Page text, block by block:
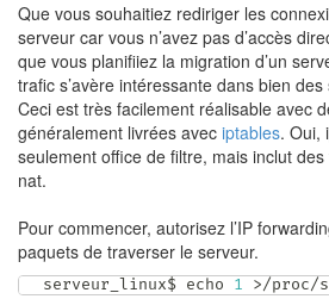
Que vous souhaitiez rediriger les
serveur car vous n’avez pas d’accès
que vous planifiiez la migration d’un
trafic s’avère intéressante dans bien des
Ceci est très facilement réalisable avec
généralement livrées avec iptables. Oui,
seulement office de filtre, mais inclut
nat.
Pour commencer, autorisez l’IP
paquets de traverser le serveur.
serveur_linux$ echo 1 >/proc/